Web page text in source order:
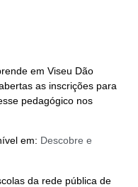
em Viseu Dão
as inscrições para
pedagógico nos
em: Descobre e
da rede pública de